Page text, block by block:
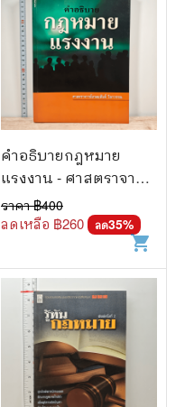
คำอธิบายกฎหมาย
แรงงาน - ศาสตราจารย์
เกษมสันต์ วิลาวรรณ
ราคา ฿400
ลดเหลือ ฿260 ลด35%
shopping_cart